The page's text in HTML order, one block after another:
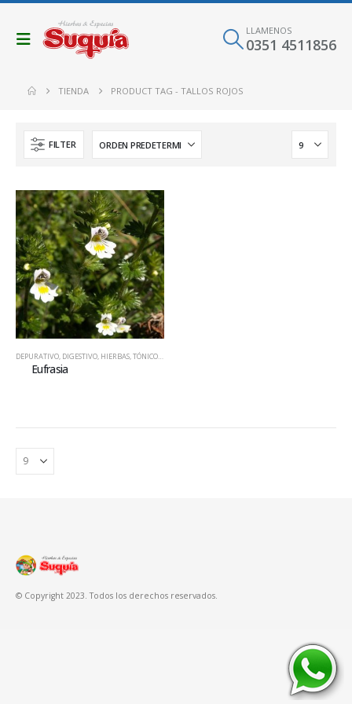
LLAMENOS
0351 4511856
TIENDA PRODUCT TAG -TALLOS ROJOS
FILTER
DEPURATIVO, DIGESTIVO, HIERBAS,TÓNICO CEREBRAL
Eufrasia
© Copyright 2023. Todos los derechos reservados.